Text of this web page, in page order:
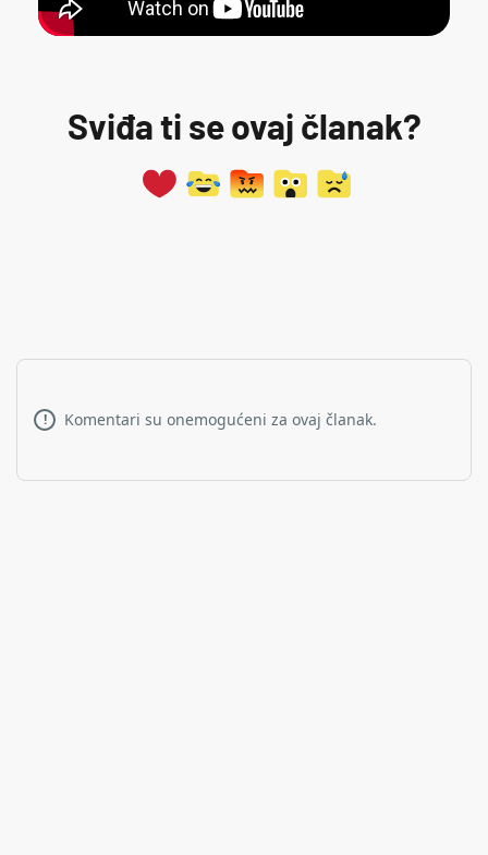
Sviđa ti se ovaj članak?
! Komentari su onemogućeni za ovaj članak.